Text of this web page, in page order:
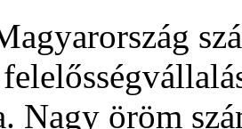
Nagy öröm